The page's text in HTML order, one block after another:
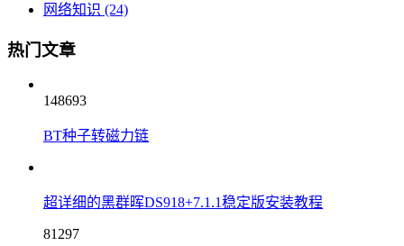
网络知识 (24)
热门文章
148693
BT种子转磁力链
超详细的黑群晖DS918+7.1.1稳定版安装教程
81297